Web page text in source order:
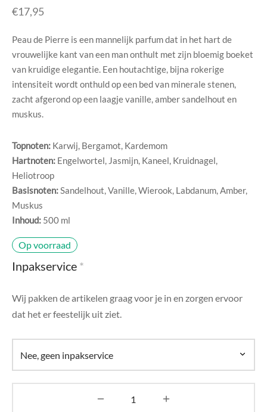
€17,95
Peau de Pierre is een mannelijk parfum dat in het hart de
vrouwelijke kant van een man onthult met zijn bloemig boeket
van kruidige elegantie. Een houtachtige, bijna rokerige
intensiteit wordt onthuld op een bed van minerale stenen,
zacht afgerond op een laagje vanille, amber sandelhout en
muskus.
Topnoten: Karwij, Bergamot, Kardemom
Hartnoten: Engelwortel, Jasmijn, Kaneel, Kruidnagel,
Heliotroop
Basisnoten:Sandelhout, Vanille, Wierook, Labdanum, Amber,
Muskus
Inhoud: 500 ml
Op voorraad
Inpakservice *
Wij pakken de artikelen graag voor je in en zorgen ervoor
dat het er feestelijk uit ziet.
Rebul
Chique
Collection